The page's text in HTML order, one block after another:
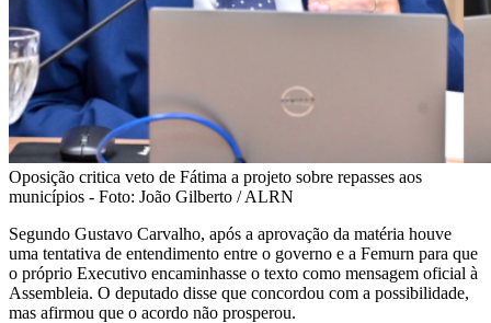
Oposição critica veto de Fátima a projeto sobre repasses aos
municípios - Foto: João Gilberto / ALRN
Segundo Gustavo Carvalho, após a aprovação da matéria houve
uma tentativa de entendimento entre o governo e a Femurn para que
o próprio Executivo encaminhasse o texto como mensagem oficial à
Assembleia. O deputado disse que concordou com a possibilidade,
mas afirmou que o acordo não prosperou.